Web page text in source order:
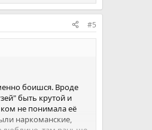
#5
боишся. Вроде
быть крутой и
не понимала её
наркоманские,